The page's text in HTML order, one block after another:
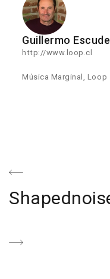
Guillermo
http://www.loop.cl
Música Marginal, Loop
Navegación
de
entradas
Previous